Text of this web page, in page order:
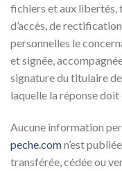
fichiers et aux libertés,
d’accès, de
personnelles le
et signée,
signature du titulaire de
laquelle la réponse doit
Aucune information
peche.comn’est
transférée, cédée ou